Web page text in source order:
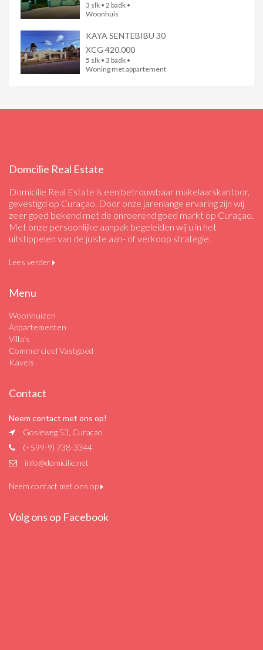
3 slk • 2 badk •
Woonhuis
KAYA SENTEBIBU 30
XCG 420.000
5 slk • 3 badk •
Woning met appartement
Domcilie Real Estate
Domicilie Real Estate is een betrouwbaar makelaarskantoor,
gevestigd op Curaçao. Door onze jarenlange ervaring zijn wij
zeer goed bekend met de onroerend goed markt op Curaçao.
Met onze persoonlijke aanpak begeleiden wij u in het
uitstippelen van de juiste aan- of verkoop strategie.
Lees verder
Menu
Woonhuizen
Appartementen
Villa's
Commercieel Vastgoed
Kavels
Contact
Neem contact met ons op!
Gosieweg 53, Curacao
(+599-9) 738-3344
info@domicilie.net
Neem contact met ons op
Volg ons op Facebook